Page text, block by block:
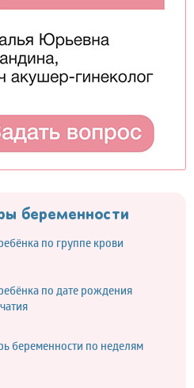
беременности
по группе крови
по дате рождения
беременности по неделям